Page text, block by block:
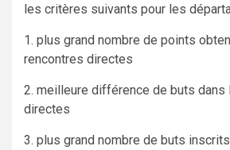
les critères suivants pour les
1. plus grand nombre de points
rencontres directes
2. meilleure différence de buts dans
directes
3. plus grand nombre de buts